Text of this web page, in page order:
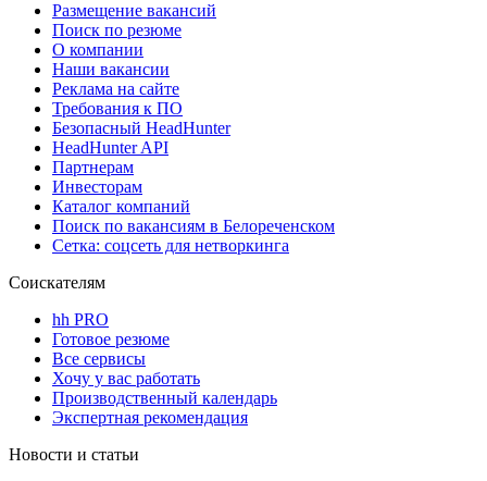
Размещение вакансий
Поиск по резюме
О компании
Наши вакансии
Реклама на сайте
Требования к ПО
Безопасный HeadHunter
HeadHunter API
Партнерам
Инвесторам
Каталог компаний
Поиск по вакансиям в Белореченском
Сетка: соцсеть для нетворкинга
Соискателям
hh PRO
Готовое резюме
Все сервисы
Хочу у вас работать
Производственный календарь
Экспертная рекомендация
Новости и статьи